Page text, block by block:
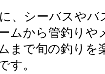
、シーバスやバ
ムから管釣りや
まで旬の釣りを
す。